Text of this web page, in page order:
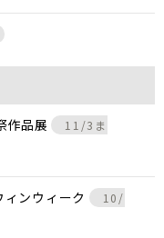
作品展
11/3ま
ンウィーク
10/